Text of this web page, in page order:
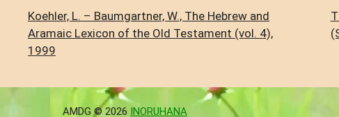
Koehler, L. – Baumgartner, W., The Hebrew and
Aramaic Lexicon of the Old Testament (vol. 4),
1999
AMDG © 2026 INORUHANA